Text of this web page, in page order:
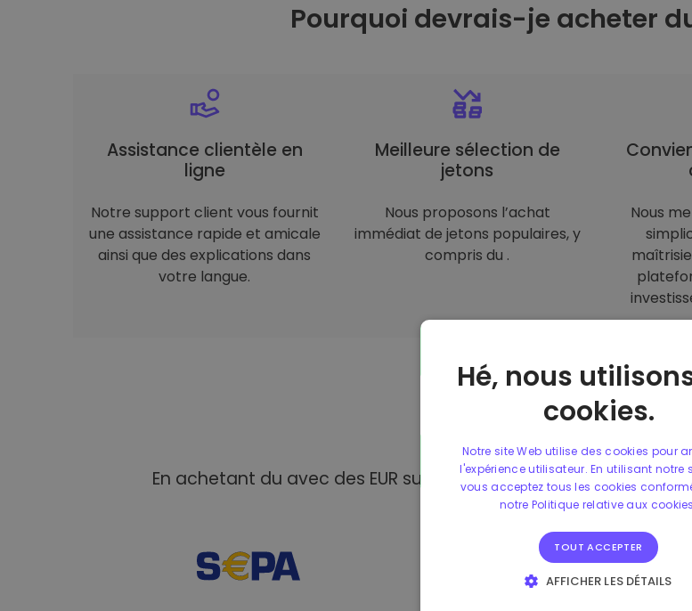
Pourquoi devrais-je acheter
Assistance clientèle en
ligne
Notre support client vous fournit
une assistance rapide et amicale
ainsi que des explications dans
votre langue.
Meilleure sélection de
jetons
Nous proposons l’achat
immédiat de jetons populaires, y
compris du .
Nous
Moyens de
En achetant du avec des EUR sur Kriptomat, vous avez accès
Hé, nous
cookies.
Notre site Web utilise des cookies pour
l'expérience utilisateur. En utilisant notre
vous acceptez tous les cookies
notre Politique relative aux
TOUT ACCEPTER
AFFICHER LES DÉTAILS